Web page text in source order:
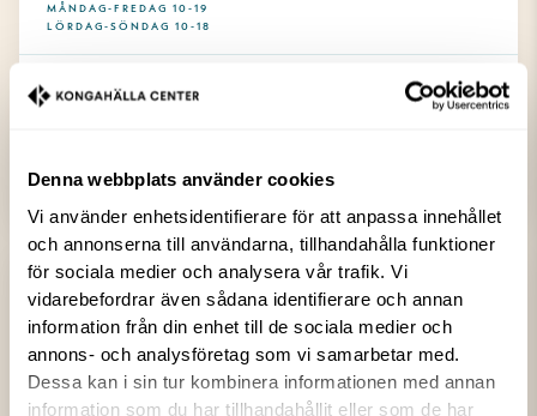
Denna webbplats använder cookies
Vi använder enhetsidentifierare för att anpassa innehållet
och annonserna till användarna, tillhandahålla funktioner
för sociala medier och analysera vår trafik. Vi
vidarebefordrar även sådana identifierare och annan
information från din enhet till de sociala medier och
annons- och analysföretag som vi samarbetar med.
Dessa kan i sin tur kombinera informationen med annan
information som du har tillhandahållit eller som de har
Kronans Apotek
Kronans Apotek har allt från receptbelagda och receptfria läkemedel samt
apoteksnära handelsvaror. Vi erbjuder och utvecklar också egna
varumärken inom områdena hud- & kroppsvård, vitaminer och
kosttillskott och apoteksnära handelsvaror.
MÅNDAG-FREDAG 10-19
LÖRDAG-SÖNDAG 10-18
0771-612 612